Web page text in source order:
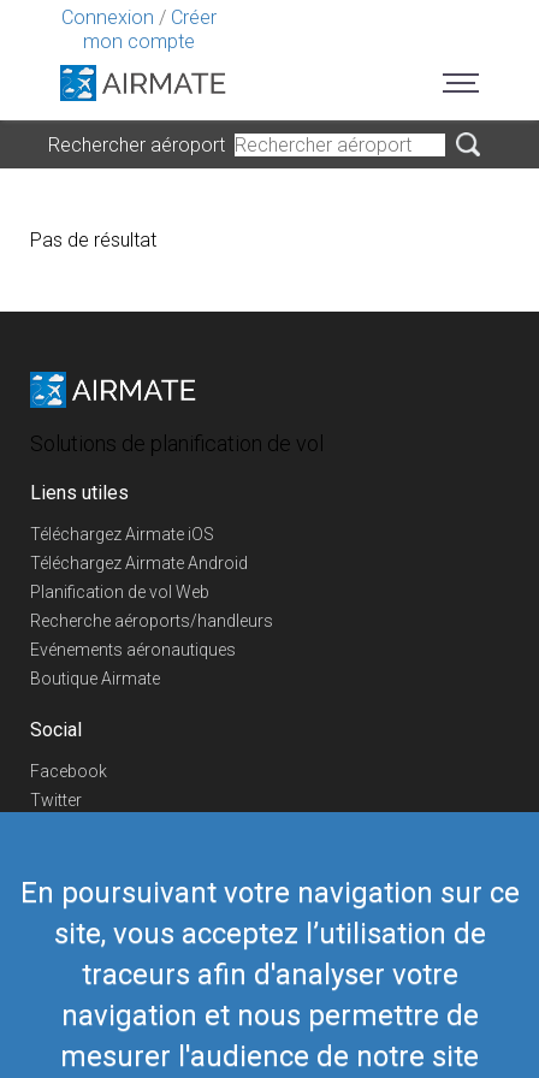
Connexion / Créer
mon compte
En poursuivant votre navigation sur ce
site, vous acceptez l’utilisation de
traceurs afin d'analyser votre
navigation et nous permettre de
mesurer l'audience de notre site
Rechercher aéroport
Pas de résultat
Solutions de planification de vol
Liens utiles
Téléchargez Airmate iOS
Téléchargez Airmate Android
Planification de vol Web
Recherche aéroports/handleurs
Evénements aéronautiques
Boutique Airmate
Social
Facebook
Twitter
Telegram
Nous contacter
Téléphone Europe +352 26441835
Téléphone US/Canada
418-592-8862
airmate@airmate.aero
(c) Myriel Aviation SA